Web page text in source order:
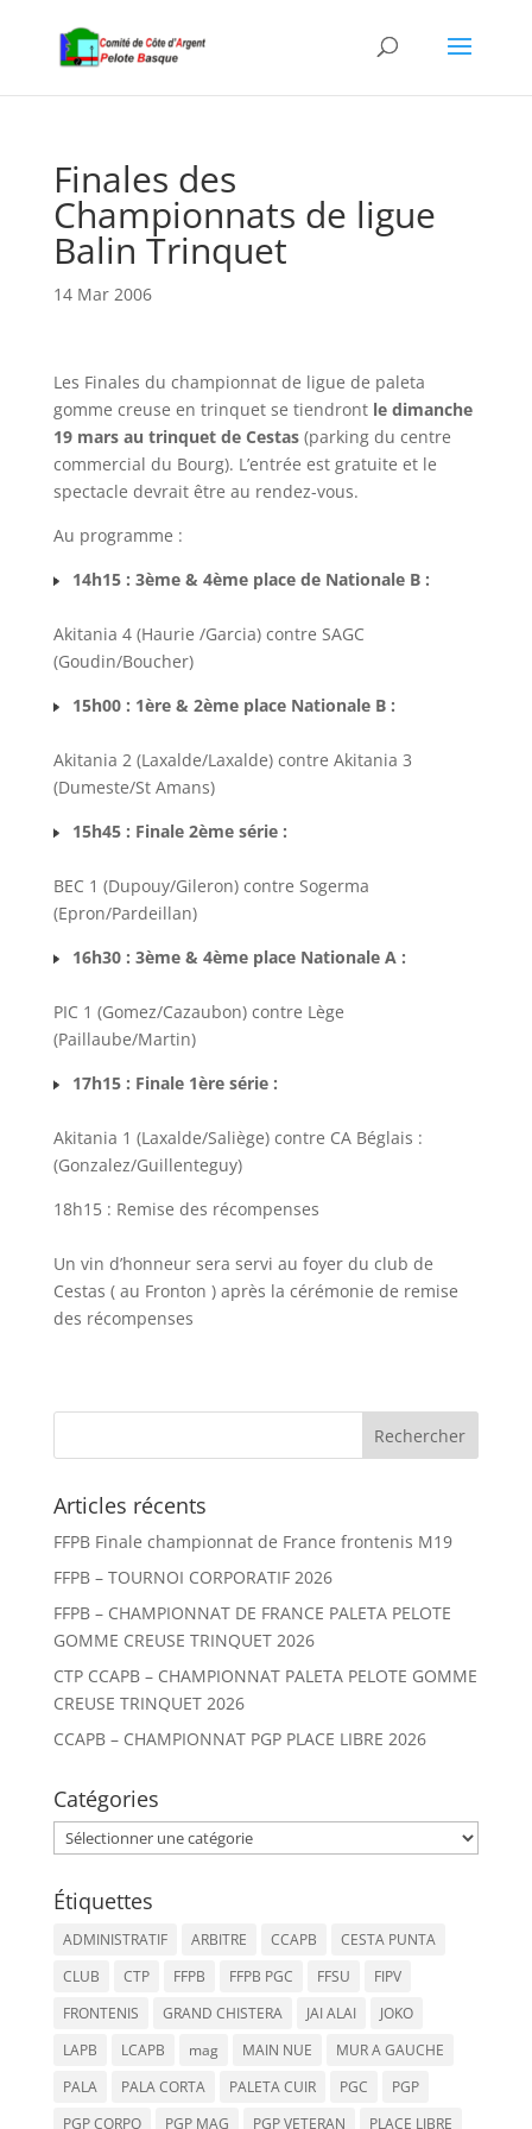
Finales des
Championnats de ligue
Balin Trinquet
14 Mar 2006
Les Finales du championnat de ligue de paleta
gomme creuse en trinquet se tiendront le dimanche
19 mars au trinquet de Cestas(parking du centre
commercial du Bourg). L’entrée est gratuite et le
spectacle devrait être au rendez-vous.
Au programme :
14h15 : 3ème & 4ème place de Nationale B :
Akitania 4 (Haurie /Garcia) contre SAGC
(Goudin/Boucher)
15h00 : 1ère & 2ème place Nationale B :
Akitania 2 (Laxalde/Laxalde) contre Akitania 3
(Dumeste/St Amans)
15h45 : Finale 2ème série :
BEC 1 (Dupouy/Gileron) contre Sogerma
(Epron/Pardeillan)
16h30 : 3ème & 4ème place Nationale A :
PIC 1 (Gomez/Cazaubon) contre Lège
(Paillaube/Martin)
17h15 : Finale 1ère série :
Akitania 1 (Laxalde/Saliège) contre CA Béglais :
(Gonzalez/Guillenteguy)
18h15 : Remise des récompenses
Un vin d’honneur sera servi au foyer du club de
Cestas ( au Fronton ) après la cérémonie de remise
des récompenses
Articles récents
FFPB Finale championnat de France frontenis M19
FFPB – TOURNOI CORPORATIF 2026
FFPB – CHAMPIONNAT DE FRANCE PALETA PELOTE
GOMME CREUSE TRINQUET 2026
CTP CCAPB – CHAMPIONNAT PALETA PELOTE GOMME
CREUSE TRINQUET 2026
CCAPB – CHAMPIONNAT PGP PLACE LIBRE 2026
Catégories
Catégories
Étiquettes
ADMINISTRATIF ARBITRE CCAPB
CESTA PUNTA
CLUB
CTP FFPB FFPB PGC FFSU
FIPV
FRONTENIS
GRAND CHISTERA JAI ALAI
JOKO
LAPB
LCAPB mag MAIN NUE
MUR A GAUCHE
PALA
PALA CORTA PALETA CUIR PGC
PGP
PGP CORPO
PGP MAG PGP VETERAN PLACE LIBRE